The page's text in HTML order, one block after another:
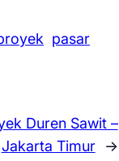
pasar
Duren Sawit –
Jakarta Timur
→